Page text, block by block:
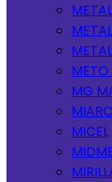
MG
MICEL